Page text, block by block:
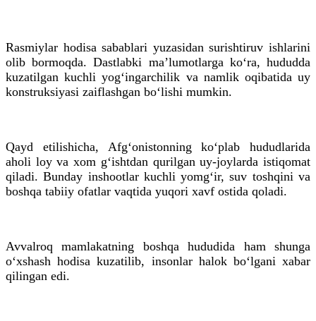
Rasmiylar hodisa sabablari yuzasidan surishtiruv ishlarini
olib bormoqda. Dastlabki ma’lumotlarga ko‘ra, hududda
kuzatilgan kuchli yog‘ingarchilik va namlik oqibatida uy
konstruksiyasi zaiflashgan bo‘lishi mumkin.
Qayd etilishicha, Afg‘onistonning ko‘plab hududlarida
aholi loy va xom g‘ishtdan qurilgan uy-joylarda istiqomat
qiladi. Bunday inshootlar kuchli yomg‘ir, suv toshqini va
boshqa tabiiy ofatlar vaqtida yuqori xavf ostida qoladi.
Avvalroq mamlakatning boshqa hududida ham shunga
o‘xshash hodisa kuzatilib, insonlar halok bo‘lgani xabar
qilingan edi.